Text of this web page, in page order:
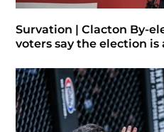
Survation | Clacton By-
voters say the election is